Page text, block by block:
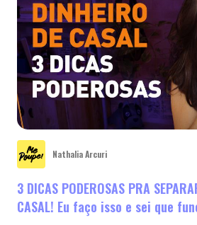
Nathalia Arcuri
3 DICAS PODEROSAS PRA
CASAL! Eu faço isso e sei que